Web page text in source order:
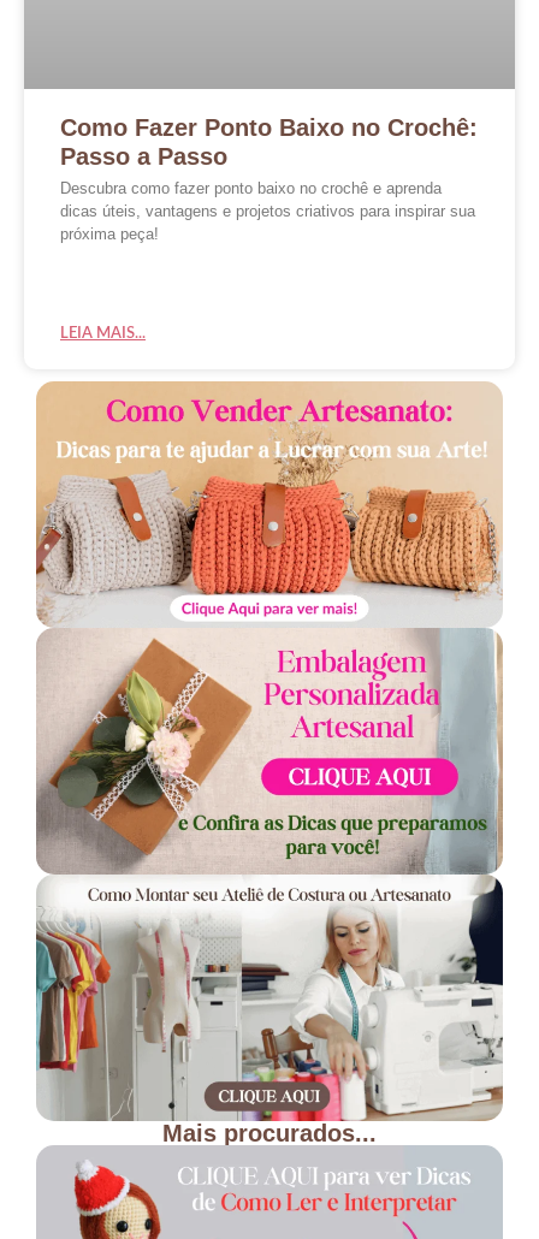
Como Fazer Ponto Baixo no Crochê:
Passo a Passo
Descubra como fazer ponto baixo no crochê e aprenda
dicas úteis, vantagens e projetos criativos para inspirar sua
próxima peça!
LEIA MAIS...
Mais procurados...